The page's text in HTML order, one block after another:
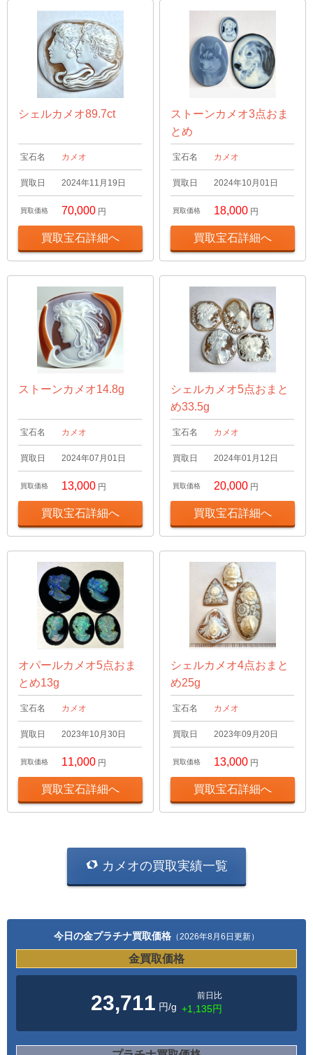
シェルカメオ89.7ct
宝石名 カメオ
買取日 2024年11月19日
買取価格 70,000 円
買取宝石詳細へ
ストーンカメオ3点おま
とめ
宝石名 カメオ
買取日 2024年10月01日
買取価格 18,000 円
買取宝石詳細へ
ストーンカメオ14.8g
宝石名 カメオ
買取日 2024年07月01日
買取価格 13,000 円
買取宝石詳細へ
シェルカメオ5点おまと
め33.5g
宝石名 カメオ
買取日 2024年01月12日
買取価格 20,000 円
買取宝石詳細へ
オパールカメオ5点おま
とめ13g
宝石名 カメオ
買取日 2023年10月30日
買取価格 11,000 円
買取宝石詳細へ
シェルカメオ4点おまと
め25g
宝石名 カメオ
買取日 2023年09月20日
買取価格 13,000 円
買取宝石詳細へ
カメオの買取実績一覧
今日の金プラチナ買取価格 （2026年8月6日更新）
金買取価格
23,711 円/g
前日比
+1,135円